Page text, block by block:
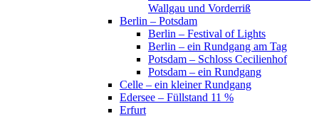
Wallgau und Vorderriß
Berlin – Potsdam
Berlin – Festival of Lights
Berlin – ein Rundgang am Tag
Potsdam – Schloss Cecilienhof
Potsdam – ein Rundgang
Celle – ein kleiner Rundgang
Edersee – Füllstand 11 %
Erfurt